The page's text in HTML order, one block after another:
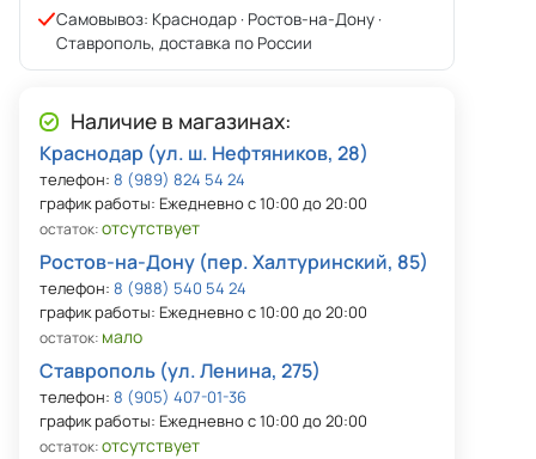
Самовывоз: Краснодар · Ростов-на-Дону ·
Ставрополь, доставка по России
Наличие в магазинах:
Краснодар (ул. ш. Нефтяников, 28)
телефон: 8 (989) 824 54 24
график работы: Ежедневно с 10:00 до 20:00
остаток:отсутствует
Ростов-на-Дону (пер. Халтуринский, 85)
телефон: 8 (988) 540 54 24
график работы: Ежедневно с 10:00 до 20:00
остаток: мало
Ставрополь (ул. Ленина, 275)
телефон: 8 (905) 407-01-36
график работы: Ежедневно с 10:00 до 20:00
остаток:отсутствует